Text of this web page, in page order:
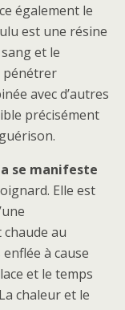
également le
est une résine
et le
pénétrer
avec d’autres
précisément
se manifeste
Elle est
au
à cause
et le temps
chaleur et le